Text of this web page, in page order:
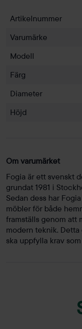
Artikelnummer
Varumärke
Modell
Färg
Diameter
Höjd
Om varumärket
Fogia är ett svenskt
grundat 1981 i
Sedan dess har
möbler för både
framställs genom att
modern teknik.
ska uppfylla krav